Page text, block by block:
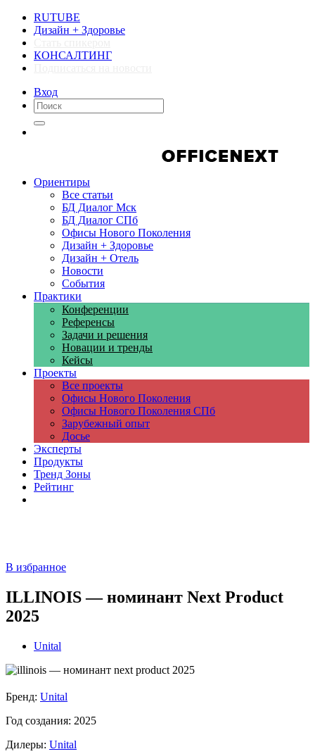
RUTUBE
Дизайн + Здоровье
КОНСАЛТИНГ
Вход
Ориентиры
Все статьи
БД Диалог Мск
БД Диалог СПб
Офисы Нового Поколения
Дизайн + Здоровье
Дизайн + Отель
Новости
События
Практики
Конференции
Референсы
Задачи и решения
Новации и тренды
Кейсы
Проекты
Все проекты
Офисы Нового Поколения
Офисы Нового Поколения СПб
Зарубежный опыт
Досье
Эксперты
Продукты
Тренд Зоны
Рейтинг
В избранное
ILLINOIS — номинант Next Product
2025
Unital
Бренд: Unital
Год создания: 2025
Дилеры: Unital